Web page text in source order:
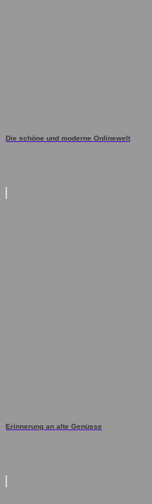
Die schöne und moderne Onlinewelt
Erinnerung an alte Genüsse